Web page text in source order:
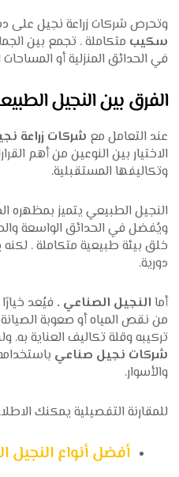
وتحرص شركات زراعة نجيل على
سكيب متكاملة . تجمع بين
في الحدائق المنزلية أو المساحات
الفرق بين النجيل
عند التعامل مع شركات زراعة
الاختيار بين النوعين من أهم
وتكاليفها المستقبلية.
النجيل الطبيعي يتميز بمظهره
ويُفضل في الحدائق الواسعة
خلق بيئة طبيعية متكاملة .
دورية.
أما النجيل الصناعي . فيُعد
من نقص المياه أو صعوبة
تركيبه وقلة تكاليف العناية
شركات نجيل صناعي
والأسوار.
للمقارنة التفصيلية يمكنك
أفضل أنواع النجيل